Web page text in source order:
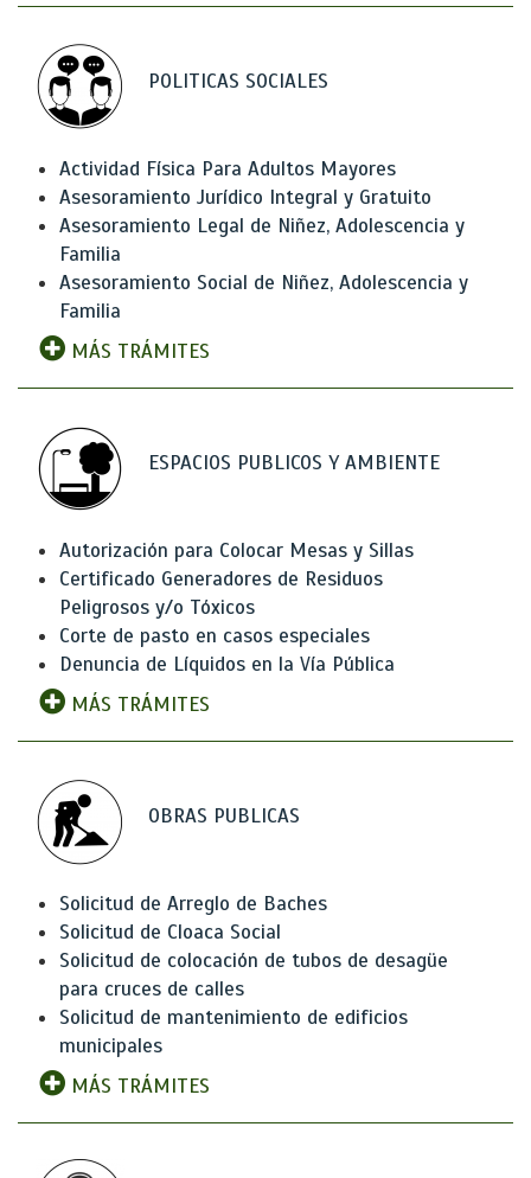
POLITICAS SOCIALES
Actividad Física Para Adultos Mayores
Asesoramiento Jurídico Integral y Gratuito
Asesoramiento Legal de Niñez, Adolescencia y
Familia
Asesoramiento Social de Niñez, Adolescencia y
Familia
MÁS TRÁMITES
ESPACIOS PUBLICOS Y AMBIENTE
Autorización para Colocar Mesas y Sillas
Certificado Generadores de Residuos
Peligrosos y/o Tóxicos
Corte de pasto en casos especiales
Denuncia de Líquidos en la Vía Pública
MÁS TRÁMITES
OBRAS PUBLICAS
Solicitud de Arreglo de Baches
Solicitud de Cloaca Social
Solicitud de colocación de tubos de desagüe
para cruces de calles
Solicitud de mantenimiento de edificios
municipales
MÁS TRÁMITES